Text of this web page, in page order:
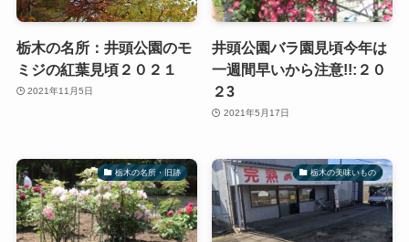
栃木の名所：井頭公園のモ
ミジの紅葉見頃２０２１
2021年11月5日
井頭公園バラ園見頃今年は
一週間早いから注意!!:２０
２3
2021年5月17日
栃木の名所・旧跡 栃木の美味いもの